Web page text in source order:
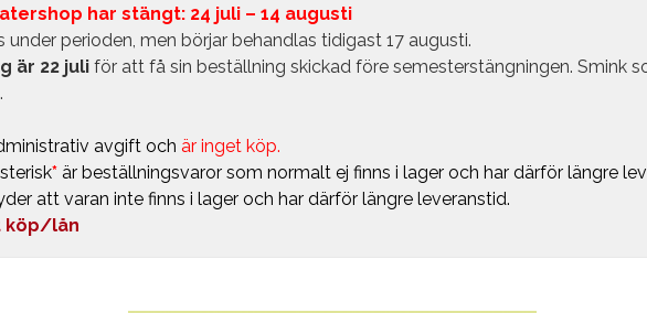
har stängt: 24 juli – 14 augusti
under perioden, men börjar behandlas tidigast 17 augusti.
är 22 juli för att få sin beställning skickad före semesterstängningen. Smink
avgift och är inget köp.
* är beställningsvaror som normalt ej finns i lager och har därför längre
att varan inte finns i lager och har därför längre leveranstid.
köp/lån